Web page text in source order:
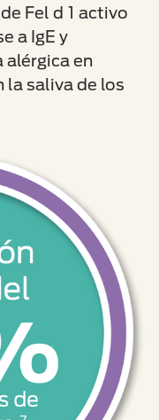
Fel d 1 activo
a IgE y
alérgica en
la saliva de los